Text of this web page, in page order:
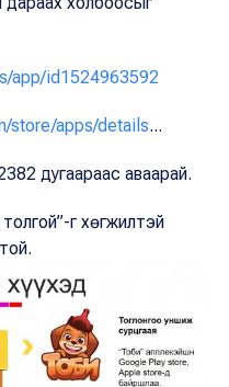
app/id1524963592
store/apps/details...
дугаараас аваарай.
г хөгжилтэй